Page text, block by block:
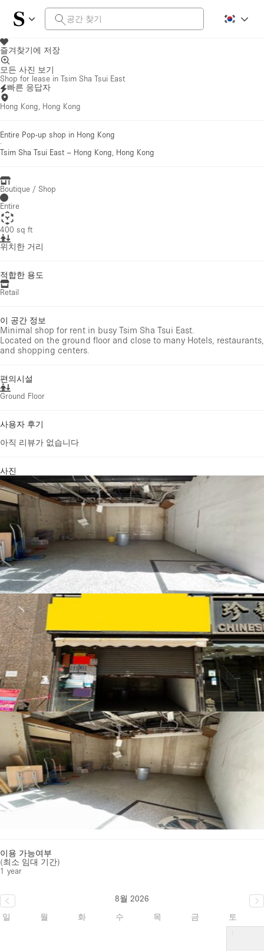
즐겨찾기에 저장
모든 사진 보기
Shop for lease in Tsim Sha Tsui East
빠른 응답자
Hong Kong, Hong Kong
Entire Pop-up shop in Hong Kong
·
Tsim Sha Tsui East – Hong Kong, Hong Kong
Boutique / Shop
Entire
400 sq ft
위치한 거리
적합한 용도
Retail
이 공간 정보
Minimal shop for rent in busy Tsim Sha Tsui East.
Located on the ground floor and close to many Hotels, restaurants,
and shopping centers.
편의시설
Ground Floor
사용자 후기
아직 리뷰가 없습니다
사진
이용 가능여부
(최소 임대 기간)
1 year
8월 2026
일
월 화 수 목 금
토